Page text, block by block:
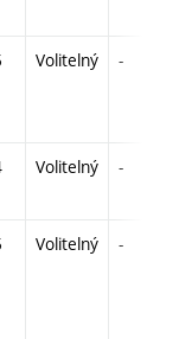
Volitelný -
Volitelný -
Volitelný -